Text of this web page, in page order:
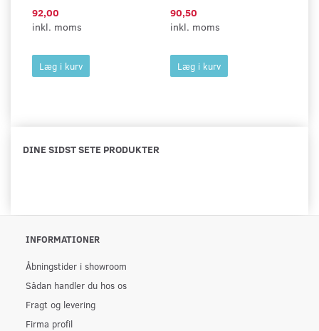
92,00
inkl. moms
Læg i kurv
90,50
inkl. moms
Læg i kurv
DINE SIDST SETE PRODUKTER
INFORMATIONER
Åbningstider i showroom
Sådan handler du hos os
Fragt og levering
Firma profil